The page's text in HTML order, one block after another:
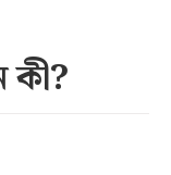
কী?